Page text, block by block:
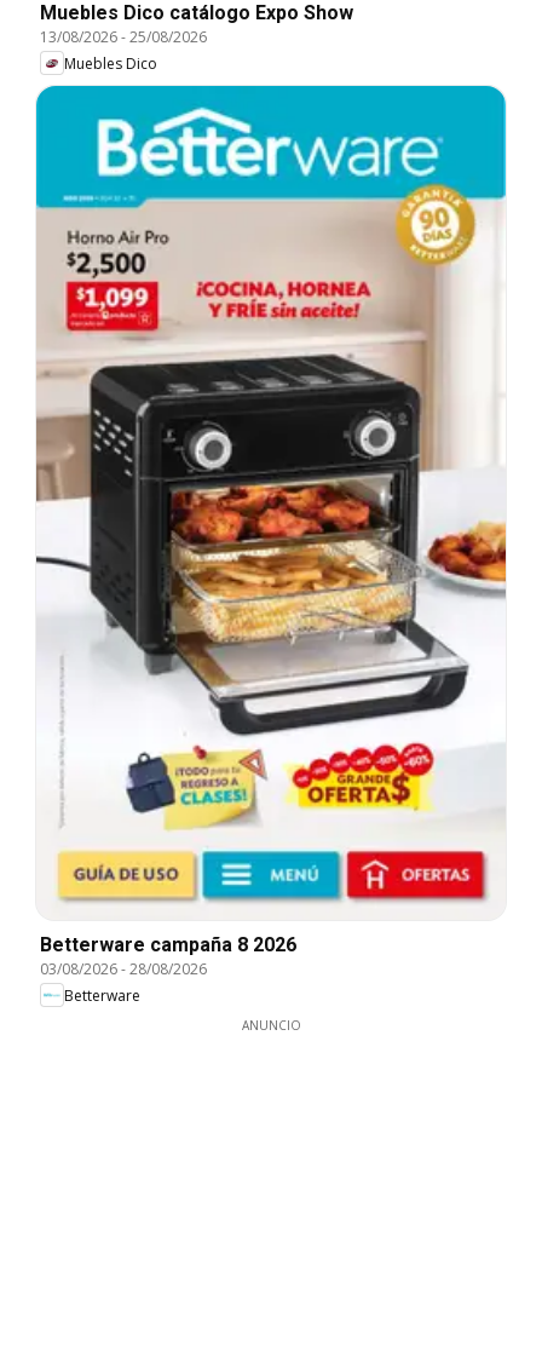
Muebles Dico catálogo Expo Show
13/08/2026-25/08/2026
Muebles Dico
Betterware campaña 8 2026
03/08/2026-28/08/2026
Betterware
ANUNCIO